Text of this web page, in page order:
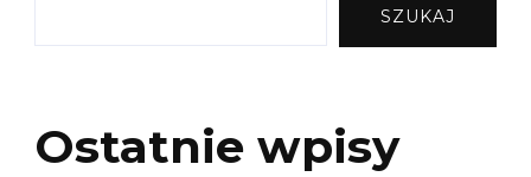
SZUKAJ
Ostatnie wpisy